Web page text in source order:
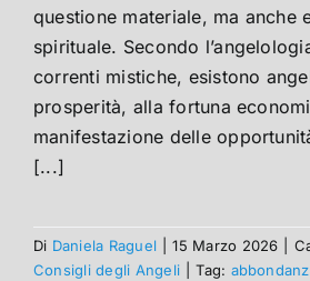
questione materiale, ma anche
spirituale. Secondo
correnti mistiche, esistono
prosperità, alla fortuna
manifestazione delle
[...]
Di Daniela Raguel 15 Marzo 2026
Consigli degli Angeli
Tag: